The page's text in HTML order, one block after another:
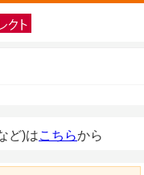
ど)はこちらから